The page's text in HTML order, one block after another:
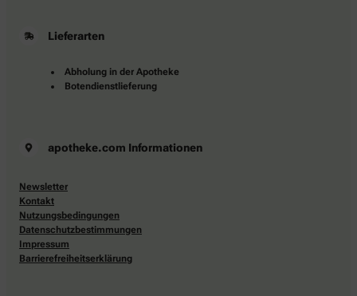
Lieferarten
Abholung in der Apotheke
Botendienstlieferung
apotheke.com Informationen
Newsletter
Kontakt
Nutzungsbedingungen
Datenschutzbestimmungen
Impressum
Barrierefreiheitserklärung